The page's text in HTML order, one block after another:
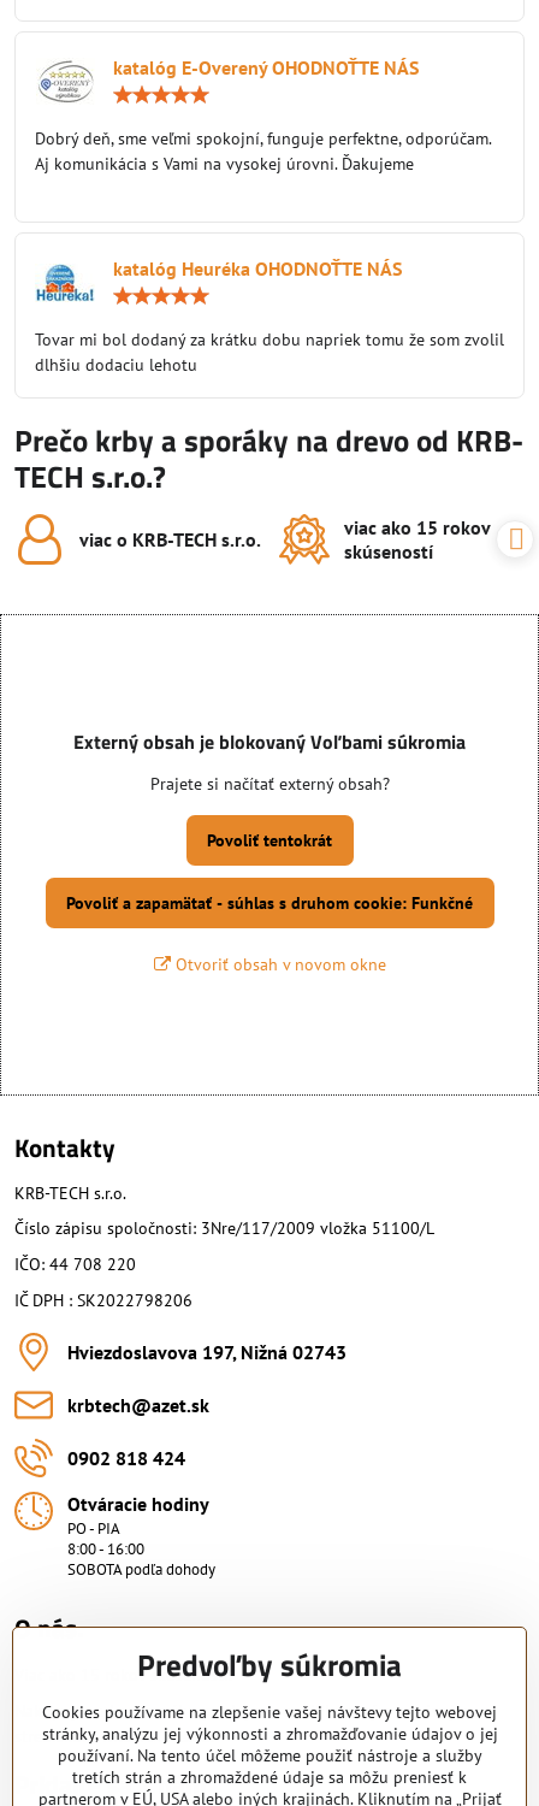
katalóg E-Overený OHODNOŤTE NÁS
5
Dobrý deň, sme veľmi spokojní, funguje perfektne, odporúčam.
Aj komunikácia s Vami na vysokej úrovni. Ďakujeme
katalóg Heuréka OHODNOŤTE NÁS
5
Tovar mi bol dodaný za krátku dobu napriek tomu že som zvolil
dlhšiu dodaciu lehotu
Prečo krby a sporáky na drevo od KRB-
TECH s.r.o.?
viac o KRB-TECH s​.r​.o​.
viac ako 15 rokov
skúseností
Externý obsah je blokovaný Voľbami súkromia
Prajete si načítať externý obsah?
Povoliť tentokrát
Povoliť a zapamätať - súhlas s druhom cookie: Funkčné
Otvoriť obsah v novom okne
Kontakty
KRB-TECH s.r.o.
Číslo zápisu spoločnosti: 3Nre/117/2009 vložka 51100/L
IČO: 44 708 220
IČ DPH : SK2022798206
Hviezdoslavova 197, Nižná 02743
krbtech​@azet​.sk
0902 818 424
Otváracie hodiny
PO - PIA
8:00 - 16:00
SOBOTA podľa dohody
O nás.
Viac ako 15 rokov skúsenosti.
Nakupujte od overeného predajcu s certifikovaným servisným
strediskom. KRB-TECH s.r.o.
Pridajte sa k nám
Predvoľby súkromia
Cookies používame na zlepšenie vašej návštevy tejto webovej
stránky, analýzu jej výkonnosti a zhromažďovanie údajov o jej
používaní. Na tento účel môžeme použiť nástroje a služby
tretích strán a zhromaždené údaje sa môžu preniesť k
partnerom v EÚ, USA alebo iných krajinách. Kliknutím na „Prijať